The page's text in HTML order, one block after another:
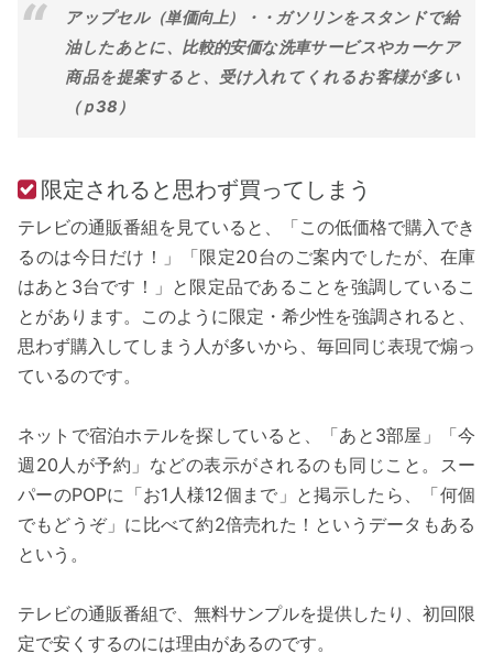
アップセル（単価向上）・・ガソリンをスタンドで給
油したあとに、比較的安価な洗車サービスやカーケア
商品を提案すると、受け入れてくれるお客様が多い
（ｐ38）
限定されると思わず買ってしまう
テレビの通販番組を見ていると、「この低価格で購入でき
るのは今日だけ！」「限定20台のご案内でしたが、在庫
はあと3台です！」と限定品であることを強調しているこ
とがあります。このように限定・希少性を強調されると、
思わず購入してしまう人が多いから、毎回同じ表現で煽っ
ているのです。
ネットで宿泊ホテルを探していると、「あと3部屋」「今
週20人が予約」などの表示がされるのも同じこと。スー
パーのPOPに「お1人様12個まで」と掲示したら、「何個
でもどうぞ」に比べて約2倍売れた！というデータもある
という。
テレビの通販番組で、無料サンプルを提供したり、初回限
定で安くするのには理由があるのです。